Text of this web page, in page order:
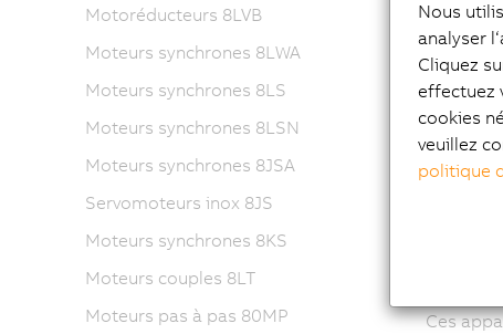
Ils
modèle
frein
Ces
Motoréducteurs 8LVB
Moteurs synchrones 8LWA
Moteurs synchrones 8LS
Moteurs synchrones 8LSN
Moteurs synchrones 8JSA
Servomoteurs inox 8JS
Moteurs synchrones 8KS
Moteurs couples 8LT
Moteurs pas à pas 80MP
Nous
analyser
Cliquez
effectuez
cookies
veuillez
politique